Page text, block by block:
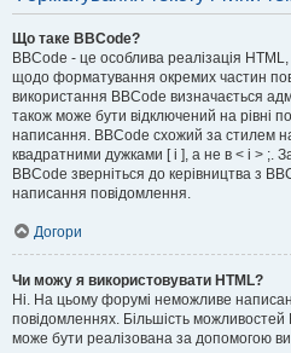
Що таке BBCode?
BBCode - це особлива реалізація
щодо форматування окремих частин
використання BBCode визначається
також може бути відключений на рівні
написання. BBCode схожий за стилем
квадратними дужками [ і ], а не в < і > ;.
BBCode зверніться до керівництва з
написання повідомлення.
Догори
Чи можу я використовувати HTML?
Ні. На цьому форумі неможливе
повідомленнях. Більшість
може бути реалізована за допомогою